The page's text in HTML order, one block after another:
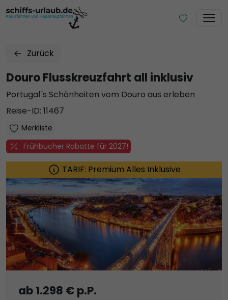
Zurück
Douro Flusskreuzfahrt all inklusiv
Portugal´s Schönheiten vom Douro aus erleben
Reise-ID: 11467
Merkliste
Frühbucher Rabatte für 2027!
TARIF: Premium Alles Inklusive
ab 1.298 € p.P.